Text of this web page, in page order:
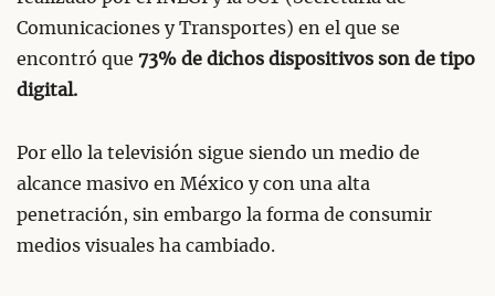
Comunicaciones y Transportes) en el que se
encontró que 73% de dichos dispositivos son de tipo
digital.
Por ello la televisión sigue siendo un medio de
alcance masivo en México y con una alta
penetración, sin embargo la forma de consumir
medios visuales ha cambiado.